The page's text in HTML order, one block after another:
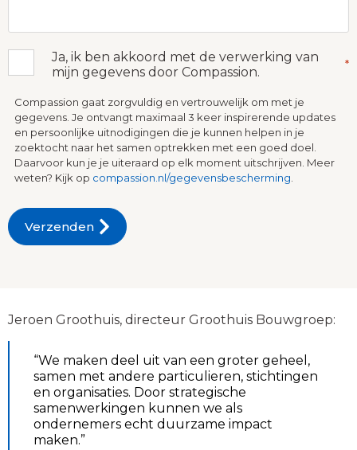
InstemmingJa, ik ben akkoord met de verwerking van
mijn gegevens door Compassion.
*
Compassion gaat zorgvuldig en vertrouwelijk om met je
gegevens. Je ontvangt maximaal 3 keer inspirerende updates
en persoonlijke uitnodigingen die je kunnen helpen in je
zoektocht naar het samen optrekken met een goed doel.
Daarvoor kun je je uiteraard op elk moment uitschrijven. Meer
weten? Kijk op compassion.nl/gegevensbescherming
Jeroen Groothuis, directeur Groothuis Bouwgroep:
“We maken deel uit van een groter geheel,
samen met andere particulieren, stichtingen
en organisaties. Door strategische
samenwerkingen kunnen we als
ondernemers echt duurzame impact
maken.”